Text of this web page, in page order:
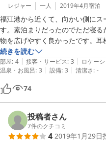
レジャー 一人 2019年4月宿泊
福江港から近くて、向かい側に
す。素泊まりだったのでただ寝
物を広げやすく良かったです。
かでした。レンタカー屋の2階な
した。離島は時化で欠航すると宿
値段も安くてありがたかったです
したがリンスインシャンプーでし
続きを読む
部屋: 4 | 接客・サービス: 3 | ロケー
温泉・お風呂: 3 | 設備: 3 | 清潔さ: -
74
投稿者さん
7件のクチコミ
4 2019年1月29日